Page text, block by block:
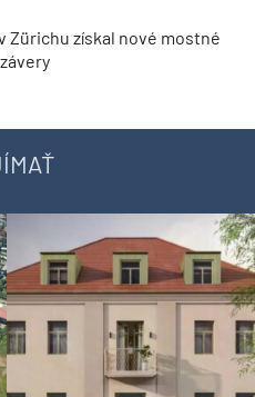
Zürichu získal nové mostné